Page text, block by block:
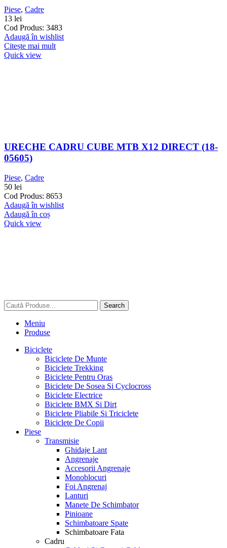
Piese, Cadre
13 lei
Cod Produs: 3483
Adaugă în wishlist
Citește mai mult
Quick view
URECHE CADRU CUBE MTB X12 DIRECT (18-
05605)
Piese, Cadre
50 lei
Cod Produs: 8653
Adaugă în wishlist
Adaugă în coș
Quick view
Search
Meniu
Produse
Biciclete
Biciclete De Munte
Biciclete Trekking
Biciclete Pentru Oras
Biciclete De Sosea Si Cyclocross
Biciclete Electrice
Biciclete BMX Si Dirt
Biciclete Pliabile Si Triciclete
Biciclete De Copii
Piese
Transmisie
Ghidaje Lant
Angrenaje
Accesorii Angrenaje
Monoblocuri
Foi Angrenaj
Lanturi
Manete De Schimbator
Pinioane
Schimbatoare Spate
Schimbatoare Fata
Cadru